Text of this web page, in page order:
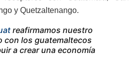
y Quetzaltenango.
reafirmamos nuestro
con los guatemaltecos
a crear una economía